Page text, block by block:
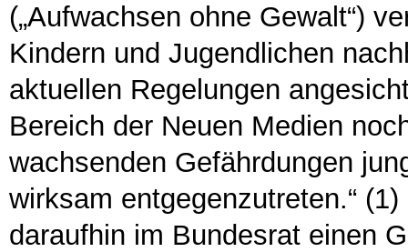
(„Aufwachsen ohne Gewalt“)
Kindern und Jugendlichen
aktuellen Regelungen
Bereich der Neuen Medien
wachsenden Gefährdungen
wirksam entgegenzutreten.“
daraufhin im Bundesrat einen